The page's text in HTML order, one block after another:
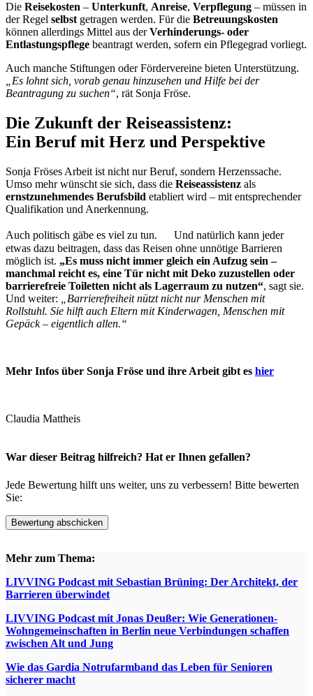
Die Reisekosten – Unterkunft, Anreise, Verpflegung – müssen in
der Regel selbst getragen werden. Für die Betreuungskosten
können allerdings Mittel aus derVerhinderungs- oder
Entlastungspflege beantragt werden, sofern ein Pflegegrad vorliegt.
Auch manche Stiftungen oder Fördervereine bieten Unterstützung.
„Es lohnt sich, vorab genau hinzusehen und Hilfe bei der
Beantragung zu suchen“, rät Sonja Fröse.
Die Zukunft der Reiseassistenz:
Ein Beruf mit Herz und Perspektive
Sonja Fröses Arbeit ist nicht nur Beruf, sondern Herzenssache.
Umso mehr wünscht sie sich, dass die Reiseassistenz als
ernstzunehmendes Berufsbild etabliert wird – mit entsprechender
Qualifikation und Anerkennung.
Auch politisch gäbe es viel zu tun. Und natürlich kann jeder
etwas dazu beitragen, dass das Reisen ohne unnötige Barrieren
möglich ist. „Es muss nicht immer gleich ein Aufzug sein –
manchmal reicht es, eine Tür nicht mit Deko zuzustellen oder
barrierefreie Toiletten nicht als Lagerraum zu nutzen“, sagt sie.
Und weiter:
„Barrierefreiheit nützt nicht nur Menschen mit
Rollstuhl. Sie hilft auch Eltern mit Kinderwagen, Menschen mit
Gepäck – eigentlich allen.“
Mehr Infos über Sonja Fröse und ihre Arbeit gibt es hier
Claudia Mattheis
War dieser Beitrag hilfreich? Hat er Ihnen gefallen?
Jede Bewertung hilft uns weiter, uns zu verbessern! Bitte bewerten
Sie:
Mehr zum Thema:
LIVVING Podcast mit Sebastian Brüning: Der Architekt, der
Barrieren überwindet
LIVVING Podcast mit Jonas Deußer: Wie Generationen-
Wohngemeinschaften in Berlin neue Verbindungen schaffen
zwischen Alt und Jung
Wie das Gardia Notrufarmband das Leben für Senioren
sicherer macht